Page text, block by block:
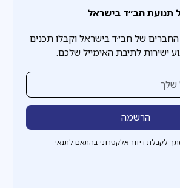
חב״ד בישראל
של חב״ד בישראל וקבלו תכנים
ישירות לתיבת האימייל שלכם.
לקבלת דיוור אלקטרוני בהתאם לתנאי